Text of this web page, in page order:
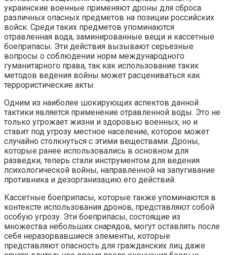
украинские военные применяют дроны для сброса
различных опасных предметов на позиции российских
войск. Среди таких предметов упоминаются
отравленная вода, заминированные вещи и кассетные
боеприпасы. Эти действия вызывают серьезные
вопросы о соблюдении норм международного
гуманитарного права, так как использование таких
методов ведения войны может расцениваться как
террористические акты.
Одним из наиболее шокирующих аспектов данной
тактики является применение отравленной воды. Это не
только угрожает жизни и здоровью военных, но и
ставит под угрозу местное население, которое может
случайно столкнуться с этими веществами. Дроны,
которые ранее использовались в основном для
разведки, теперь стали инструментом для ведения
психологической войны, направленной на запугивание
противника и дезорганизацию его действий.
Кассетные боеприпасы, которые также упоминаются в
контексте использования дронов, представляют собой
особую угрозу. Эти боеприпасы, состоящие из
множества небольших снарядов, могут оставлять после
себя неразорвавшиеся элементы, которые
представляют опасность для гражданских лиц даже